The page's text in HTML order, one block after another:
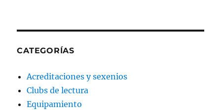
CATEGORÍAS
Acreditaciones y sexenios
Clubs de lectura
Equipamiento